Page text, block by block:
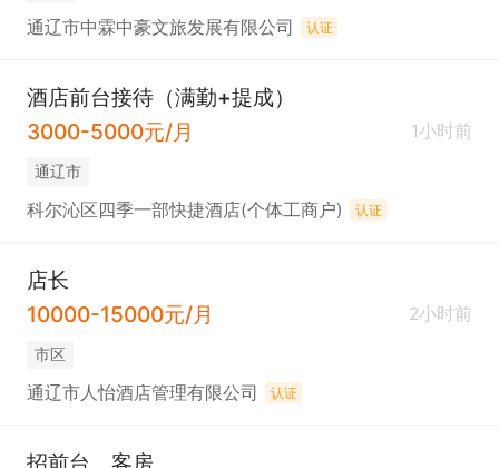
通辽市中霖中豪文旅发展有限公司 认证
酒店前台接待（满勤+提成）
3000-5000元/月
1小时前
通辽市
科尔沁区四季一部快捷酒店(个体工商户) 认证
店长
10000-15000元/月
2小时前
市区
通辽市人怡酒店管理有限公司 认证